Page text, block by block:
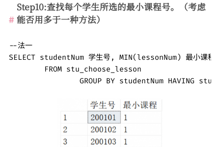
Step10:查找每个学生所选的最小课程号。（考虑
能否用多于一种方法）
--法一
SELECT studentNum 学生号, MIN(lessonNum) 最小课程
GROUP BY studentNum HAVING